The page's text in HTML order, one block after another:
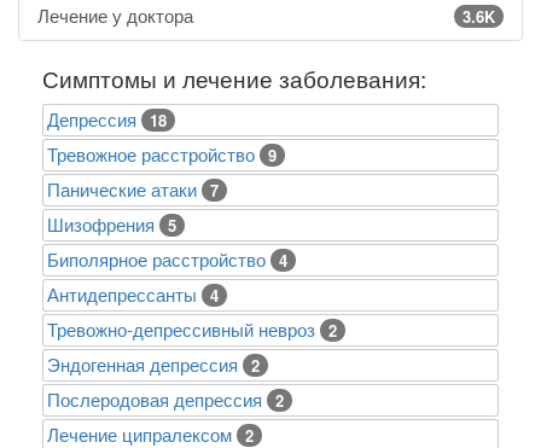
Лечение у доктора 3.6K
Симптомы и лечение заболевания:
Депрессия 18
Тревожное расстройство 9
Панические атаки 7
Шизофрения 5
Биполярное расстройство 4
Антидепрессанты 4
Тревожно-депрессивный невроз 2
Эндогенная депрессия 2
Послеродовая депрессия 2
Лечение ципралексом 2